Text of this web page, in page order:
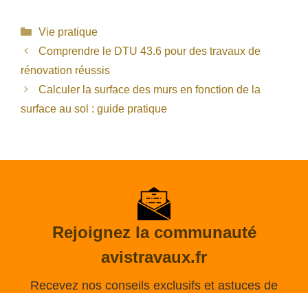
Catégories
Vie pratique
Comprendre le DTU 43.6 pour des travaux de
rénovation réussis
Calculer la surface des murs en fonction de la
surface au sol : guide pratique
Rejoignez la communauté
avistravaux.fr
Recevez nos conseils exclusifs et astuces de